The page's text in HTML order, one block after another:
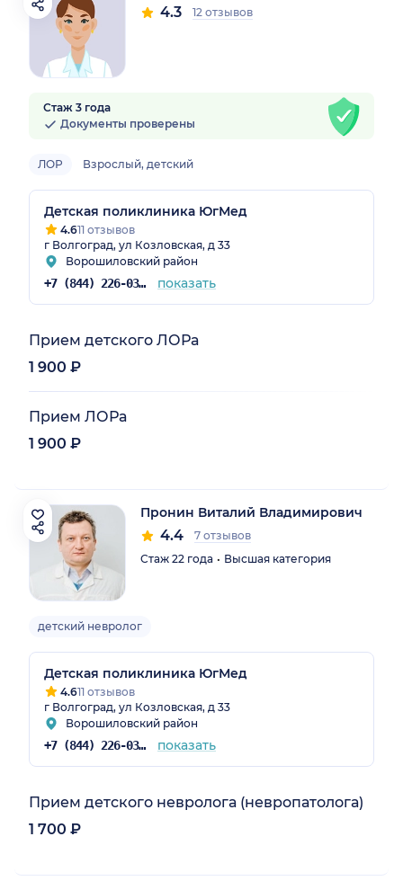
4.3 12 отзывов
Стаж 3 года
Документы проверены
ЛОР Взрослый, детский
Детская поликлиника ЮгМед
4.611 отзывов
г Волгоград, ул Козловская, д 33
Ворошиловский район
+7 (844) 226-03-60 показать
Прием детского ЛОРа
1 900 ₽
Прием ЛОРа
1 900 ₽
Пронин Виталий Владимирович
4.4
7 отзывов
Стаж 22 года
Высшая категория
детский невролог
Детская поликлиника ЮгМед
4.611 отзывов
г Волгоград, ул Козловская, д 33
Ворошиловский район
+7 (844) 226-03-60 показать
Прием детского невролога (невропатолога)
1 700 ₽